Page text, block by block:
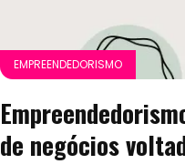
EMPREENDEDORISMO
de negócios